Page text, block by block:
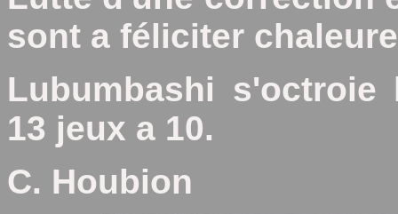
sont a féliciter
Lubumbashi
13 jeux a 10.
C. Houbion